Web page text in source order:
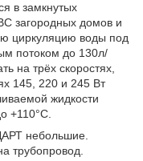
в замкнутых
загородных домов и
циркуляцию воды под
потоком до 130л/
на трёх скоростях,
145, 220 и 245 Вт
жидкости
+110°С.
небольшие.
трубопровод.